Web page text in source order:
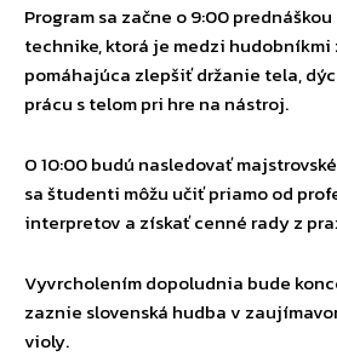
Program sa začne o 9:00
technike, ktorá je medzi hudobníkmi
pomáhajúca zlepšiť držanie tela,
prácu s telom pri hre na nástroj.
O 10:00 budú nasledovať
sa študenti môžu učiť priamo od
interpretov a získať cenné rady z
Vyvrcholením dopoludnia bude
zaznie slovenská hudba v
violy.